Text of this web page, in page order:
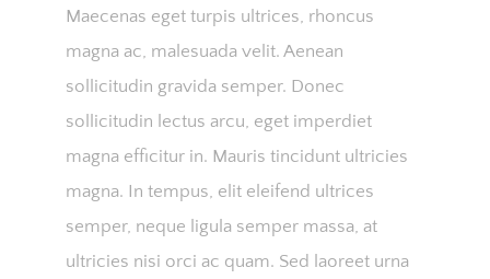
Maecenas eget turpis ultrices, rhoncus
magna ac, malesuada velit. Aenean
sollicitudin gravida semper. Donec
sollicitudin lectus arcu, eget imperdiet
magna efficitur in. Mauris tincidunt ultricies
magna. In tempus, elit eleifend ultrices
semper, neque ligula semper massa, at
ultricies nisi orci ac quam. Sed laoreet urna